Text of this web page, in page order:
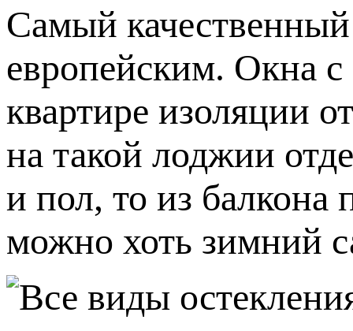
Самый качественный
европейским. Окна
квартире изоляции
на такой лоджии
и пол, то из балкона
можно хоть зимний